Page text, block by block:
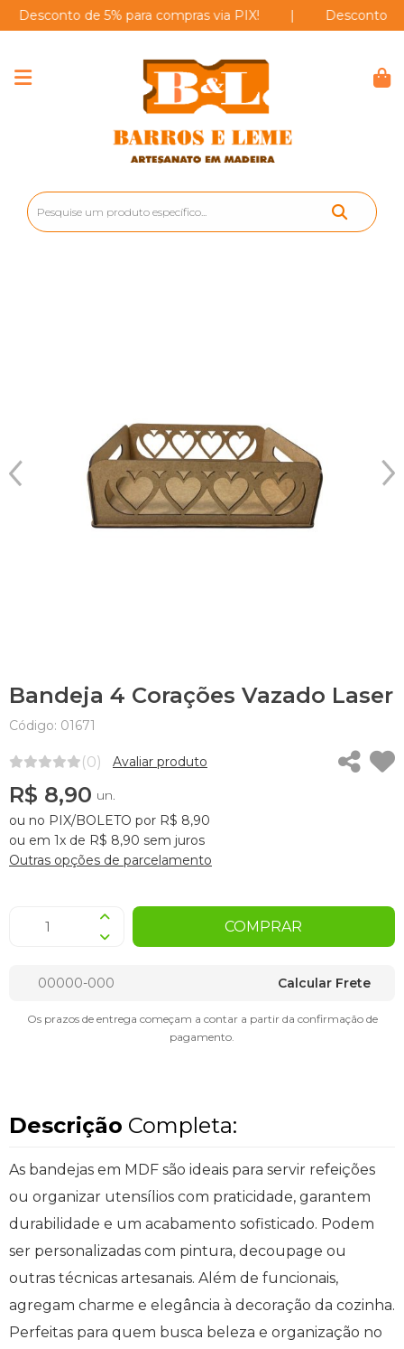
de 5% para compras via PIX! | Desconto de 5%
Bandeja 4 Corações Vazado Laser
Código: 01671
(0) Avaliar produto
R$ 8,90 un.
ou no PIX/BOLETO por R$ 8,90
ou em 1x de R$ 8,90 sem juros
Outras opções de parcelamento
COMPRAR
Calcular Frete
Os prazos de entrega começam a contar a partir da confirmação de
pagamento.
Descrição Completa:
As bandejas em MDF são ideais para servir refeições
ou organizar utensílios com praticidade, garantem
durabilidade e um acabamento sofisticado. Podem
ser personalizadas com pintura, decoupage ou
outras técnicas artesanais. Além de funcionais,
agregam charme e elegância à decoração da cozinha.
Perfeitas para quem busca beleza e organização no